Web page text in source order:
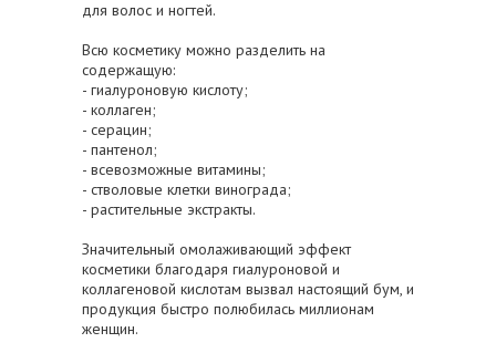
для волос и ногтей.
Всю косметику можно разделить на
содержащую:
- гиалуроновую кислоту;
- коллаген;
- серацин;
- пантенол;
- всевозможные витамины;
- стволовые клетки винограда;
- растительные экстракты.
Значительный омолаживающий эффект
косметики благодаря гиалуроновой и
коллагеновой кислотам вызвал настоящий бум, и
продукция быстро полюбилась миллионам
женщин.